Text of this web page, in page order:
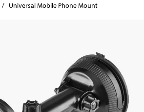
Universal Mobile Phone Mount